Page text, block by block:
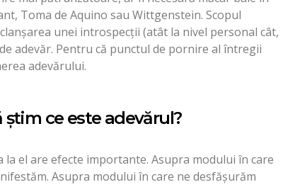
Toma de Aquino sau Wittgenstein. Scopul
unei introspecţii (atât la nivel personal cât,
adevăr. Pentru că punctul de pornire al întregii
adevărului.
ştim ce este adevărul?
el are efecte importante. Asupra modului în care
Asupra modului în care ne desfăşurăm